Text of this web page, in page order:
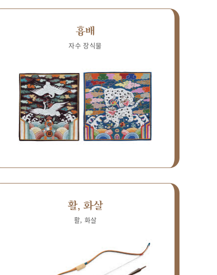
흉배
자수 장식물
활, 화살
활, 화살